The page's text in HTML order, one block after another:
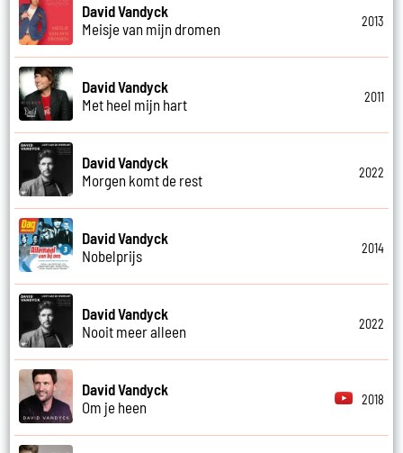
David Vandyck
Meisje van mijn dromen
2013
David Vandyck
Met heel mijn hart
2011
David Vandyck
Morgen komt de rest
2022
David Vandyck
Nobelprijs
2014
David Vandyck
Nooit meer alleen
2022
David Vandyck
Om je heen
2018